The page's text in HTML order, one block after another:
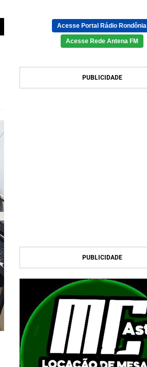
Acesse Portal Rádio Rondônia
Acesse Rede Antena FM
PUBLICIDADE
PUBLICIDADE